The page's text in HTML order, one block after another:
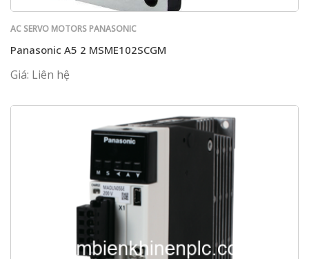
AC SERVO MOTORS PANASONIC
Panasonic A5 2 MSME102SCGM
Giá: Liên hệ